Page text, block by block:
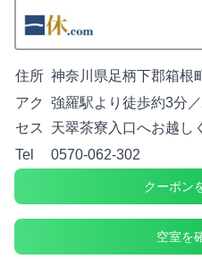
住所 神奈川県足柄下郡箱根
アク
セス
強羅駅より徒歩約3分
天翠茶寮入口へお越し
Tel
0570-062-302
クーポン
空室を